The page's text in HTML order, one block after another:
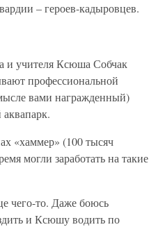
– героев-кадыровцев.
и учителя Ксюша Собчак
профессиональной
вами награжденный)
«хаммер» (100 тысяч
могли заработать на такие
чего-то. Даже боюсь
и Ксюшу водить по